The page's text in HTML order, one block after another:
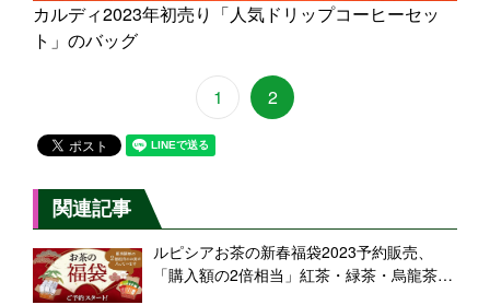
カルディ2023年初売り「人気ドリップコーヒーセッ
ト」のバッグ
1 2
関連記事
ルピシアお茶の新春福袋2023予約販売、
「購入額の2倍相当」紅茶・緑茶・烏龍茶、